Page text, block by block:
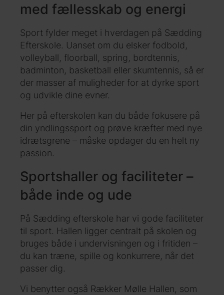
med fællesskab og energi
Sport fylder meget i hverdagen på Sædding
Efterskole. Uanset om du elsker fodbold,
volleyball, floorball, spring, bordtennis,
badminton, basketball eller skumtennis, så er
der masser af muligheder for at dyrke sport
og udvikle dine evner.
Her på efterskolen kan du både fokusere på
din yndlingssport og prøve kræfter med nye
idrætsgrene – måske opdager du en helt ny
passion.
Sportshaller og faciliteter –
både inde og ude
På Sædding efterskole har vi gode faciliteter
til sport. Hallen ligger centralt på skolen og
bruges både i undervisningen og i fritiden –
du kan træne, spille og konkurrere, når det
passer dig.
Vi benytter også Rækker Mølle Hallen, som